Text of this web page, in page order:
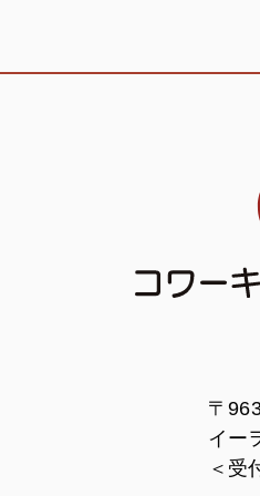
〒
イー
＜受